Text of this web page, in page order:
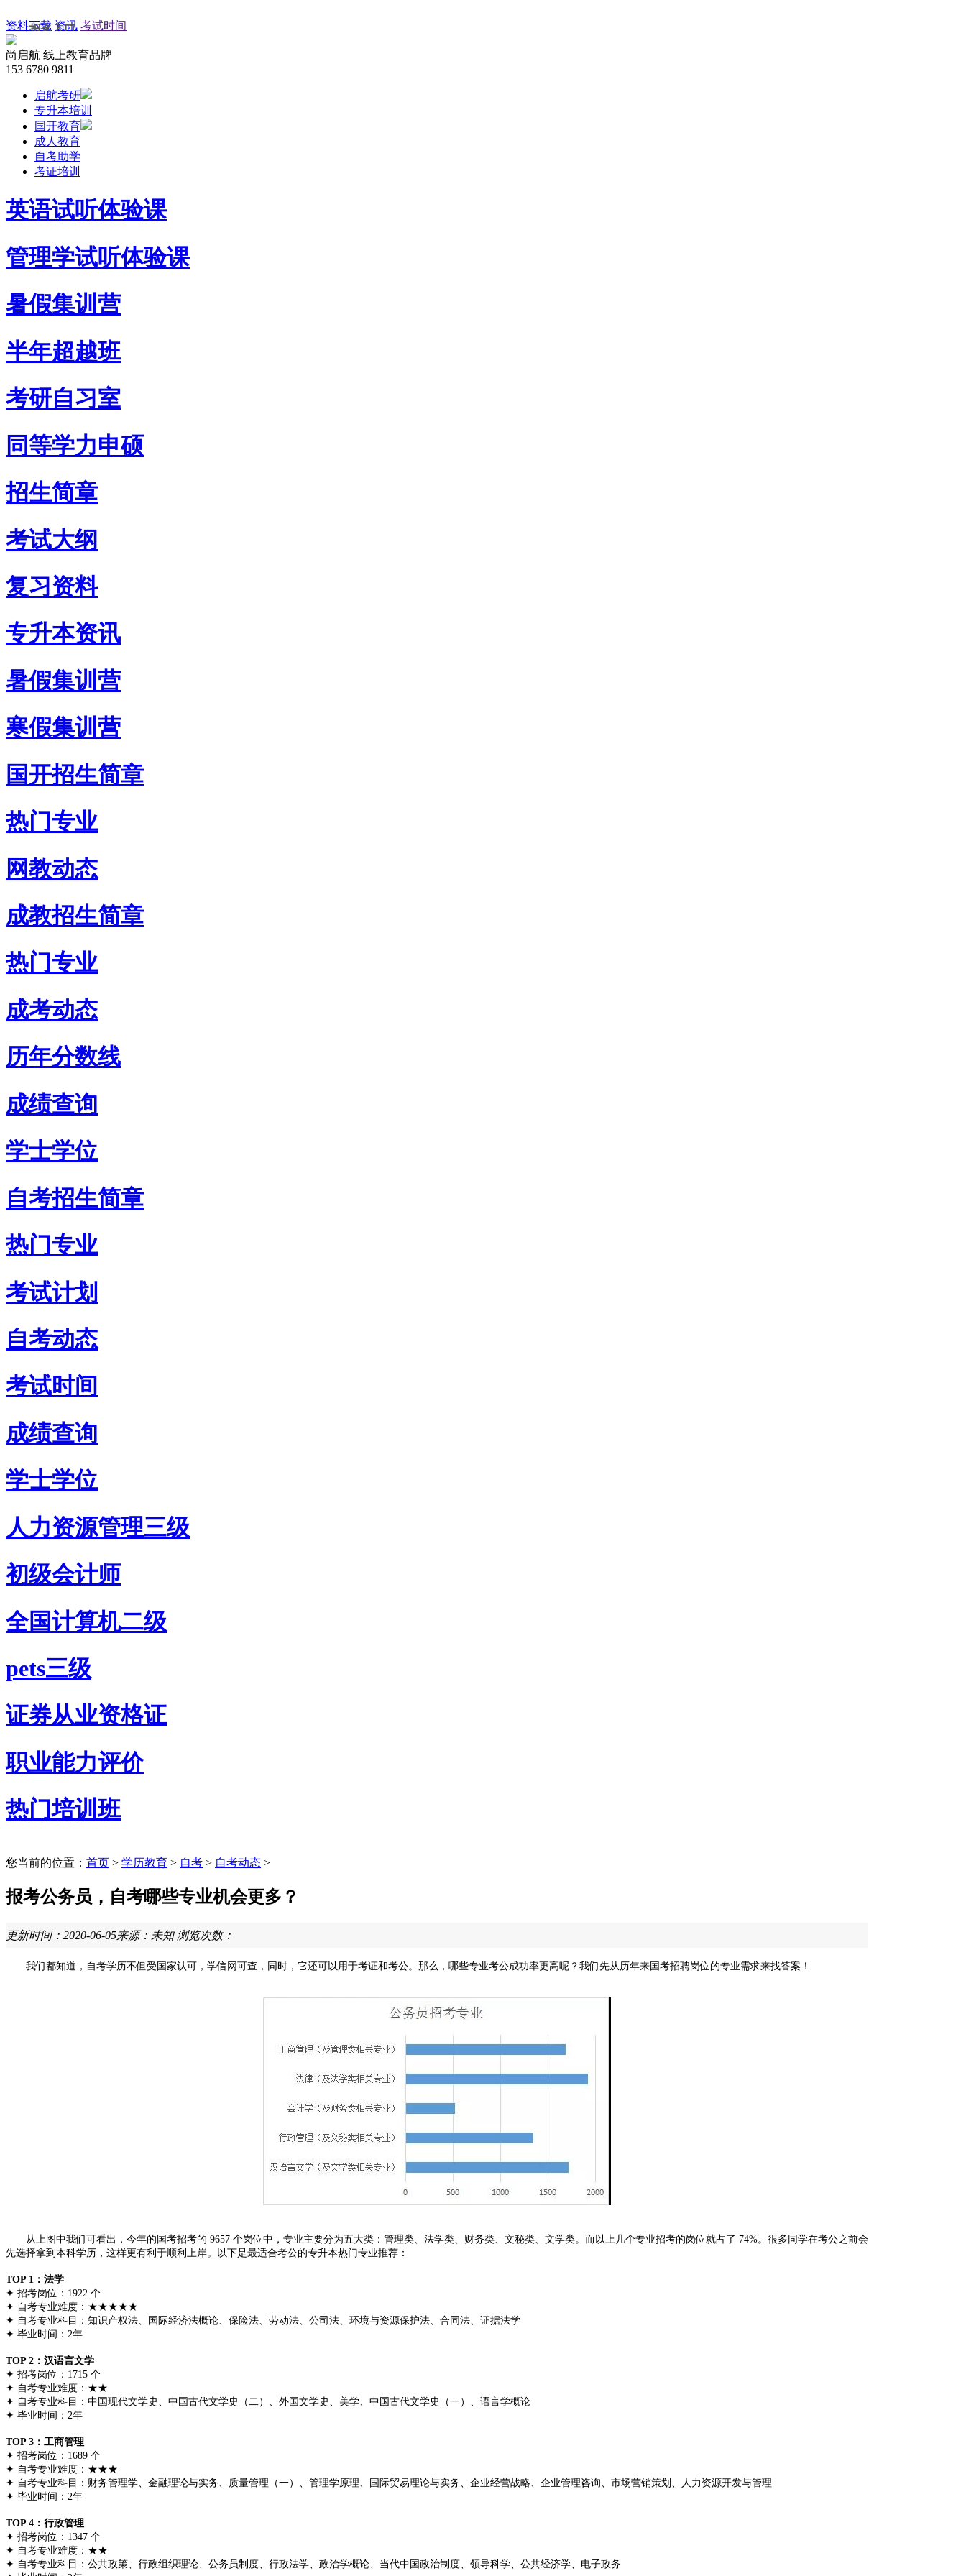
报名入口
考研网上报名
自考网上报名
成教网上报名
网教网上报名
资料下载 资讯 考试时间
尚启航 线上教育品牌
153 6780 9811
启航考研
专升本培训
国开教育
成人教育
自考助学
考证培训
英语试听体验课
管理学试听体验课
暑假集训营
半年超越班
考研自习室
同等学力申硕
招生简章
考试大纲
复习资料
专升本资讯
暑假集训营
寒假集训营
国开招生简章
热门专业
网教动态
成教招生简章
热门专业
成考动态
历年分数线
成绩查询
学士学位
自考招生简章
热门专业
考试计划
自考动态
考试时间
成绩查询
学士学位
人力资源管理三级
初级会计师
全国计算机二级
pets三级
证券从业资格证
职业能力评价
热门培训班
您当前的位置： 首页 > 学历教育 > 自考 > 自考动态 >
报考公务员，自考哪些专业机会更多？
更新时间：2020-06-05来源：未知 浏览次数：
我们都知道，自考学历不但受国家认可，学信网可查，同时，它还可以用于考证和考公。那么，哪些专业考公成功率更高呢？我们先从历年来国考招聘岗位的专业需求来找答案！
从上图中我们可看出，今年的国考招考的 9657 个岗位中，专业主要分为五大类：管理类、法学类、财务类、文秘类、文学类。而以上几个专业招考的岗位就占了 74%。 很多同学在考公之前会
先选择拿到本科学历，这样更有利于顺利上岸。以下是最适合考公的专升本热门专业推荐：
TOP 1：法学
✦ 招考岗位：1922 个
✦ 自考专业难度：★★★★★
✦ 自考专业科目：知识产权法、国际经济法概论、保险法、劳动法、公司法、环境与资源保护法、合同法、证据法学
✦ 毕业时间：2年
TOP 2：汉语言文学
✦ 招考岗位：1715 个
✦ 自考专业难度：★★
✦ 自考专业科目：中国现代文学史、中国古代文学史（二）、外国文学史、美学、中国古代文学史（一）、语言学概论
✦ 毕业时间：2年
TOP 3：工商管理
✦ 招考岗位：1689 个
✦ 自考专业难度：★★★
✦ 自考专业科目：财务管理学、金融理论与实务、质量管理（一）、管理学原理、国际贸易理论与实务、企业经营战略、企业管理咨询、市场营销策划、人力资源开发与管理
✦ 毕业时间：2年
TOP 4：行政管理
✦ 招考岗位：1347 个
✦ 自考专业难度：★★
✦ 自考专业科目：公共政策、行政组织理论、公务员制度、行政法学、政治学概论、当代中国政治制度、领导科学、公共经济学、电子政务